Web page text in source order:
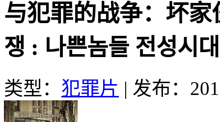
与犯罪的战争：坏家
쟁 : 나쁜놈들 전성시
类型： 犯罪片 | 发布：